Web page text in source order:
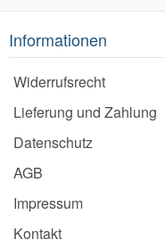
Informationen
Widerrufsrecht
Lieferung und Zahlung
Datenschutz
AGB
Impressum
Kontakt